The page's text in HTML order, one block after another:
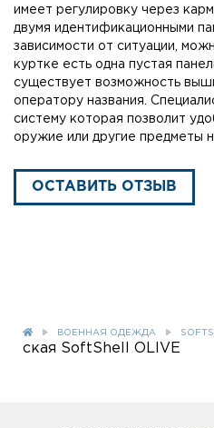
имеет регулировку через
двумя идентификационными
зависимости от ситуации,
куртке есть одна пустая
существует возможность
оператору названия.
систему которая позволит
оружие или другие предметы
ОСТАВИТЬ ОТЗЫВ
ВОЕННАЯ ОДЕЖДА
ская SoftShell OLIVE